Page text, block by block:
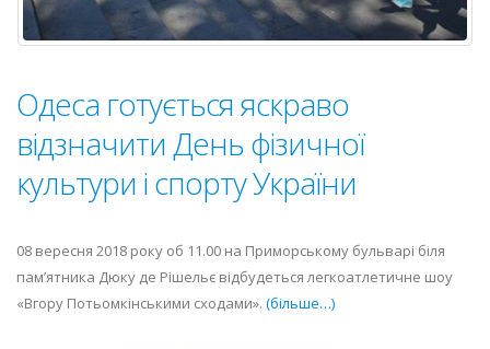
Одеса готується яскраво
відзначити День фізичної
культури і спорту України
08 вересня 2018 року об 11.00 на Приморському бульварі біля
пам’ятника Дюку де Рішельє відбудеться легкоатлетичне шоу
«Вгору Потьомкінськими сходами». (більше…)